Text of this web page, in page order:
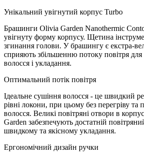
Унікальний увігнутий корпус Turbo
Брашинги Olivia Garden Nanothermic
увігнуту форму корпусу. Щетина
згинання голови. У брашингу є екстра-
сприяють збільшенню потоку повітря
волосся і укладання.
Оптимальний потік повітря
Ідеальне сушіння волосся - це швидкий
рівні локони, при цьому без перегріву та
волосся. Великі повітряні отвори в
Garden забезпечують достатній
швидкому та якісному укладання.
Ергономічний дизайн ручки